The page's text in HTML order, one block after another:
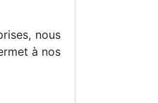
nous
à nos